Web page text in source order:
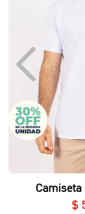
Essential
$